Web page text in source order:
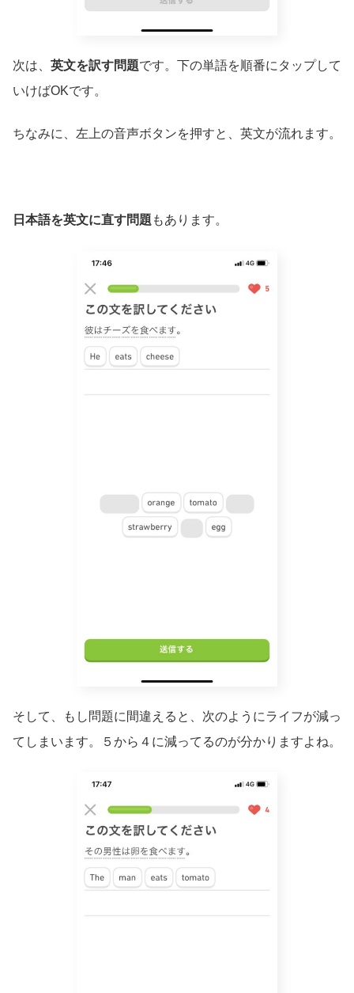
次は、 英文を訳す問題です。下の単語を順番にタップして
いけばOKです。
ちなみに、左上の音声ボタンを押すと、英文が流れます。
日本語を英文に直す問題 もあります。
そして、もし問題に間違えると、次のようにライフが減っ
てしまいます。５から４に減ってるのが分かりますよね。